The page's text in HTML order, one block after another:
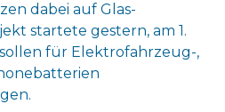
dabei auf Glas-
startete gestern, am 1.
sollen für Elektrofahrzeug-,